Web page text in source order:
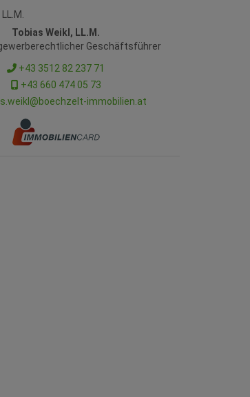
Tobias Weikl, LL.M.
Geschäftsführer
+43 3512 82 237 71
+43 660 474 05 73
immobilien.at